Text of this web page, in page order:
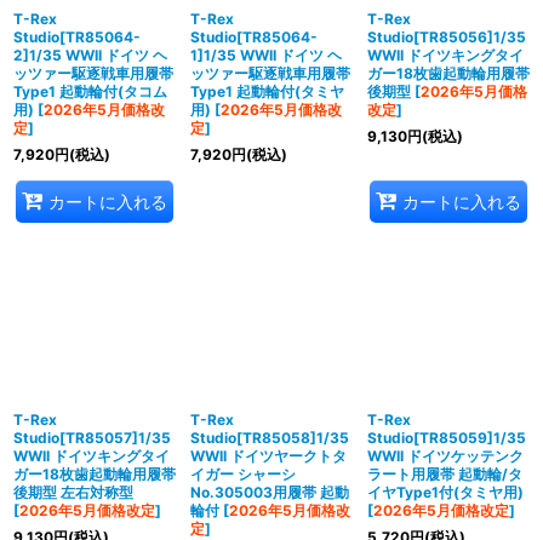
T-Rex
Studio[TR85064-
2]1/35 WWII ドイツ ヘ
ッツァー駆逐戦車用履帯
Type1 起動輪付(タコム
用) [2026年5月価格改
定]
7,920円(税込)
カートに入れる
T-Rex
Studio[TR85064-
1]1/35 WWII ドイツ ヘ
ッツァー駆逐戦車用履帯
Type1 起動輪付(タミヤ
用) [2026年5月価格改
定]
7,920円(税込)
T-Rex
Studio[TR85056]1/35
WWII ドイツキングタイ
ガー18枚歯起動輪用履帯
後期型 [2026年5月価格
改定]
9,130円(税込)
カートに入れる
T-Rex
Studio[TR85057]1/35
WWII ドイツキングタイ
ガー18枚歯起動輪用履帯
後期型 左右対称型
[2026年5月価格改定]
T-Rex
Studio[TR85058]1/35
WWII ドイツヤークトタ
イガー シャーシ
No.305003用履帯 起動
輪付 [2026年5月価格改
定]
T-Rex
Studio[TR85059]1/35
WWII ドイツケッテンク
ラート用履帯 起動輪/タ
イヤType1付(タミヤ用)
[2026年5月価格改定]